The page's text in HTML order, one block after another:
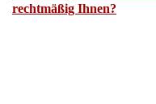
rechtmäßig Ihnen?